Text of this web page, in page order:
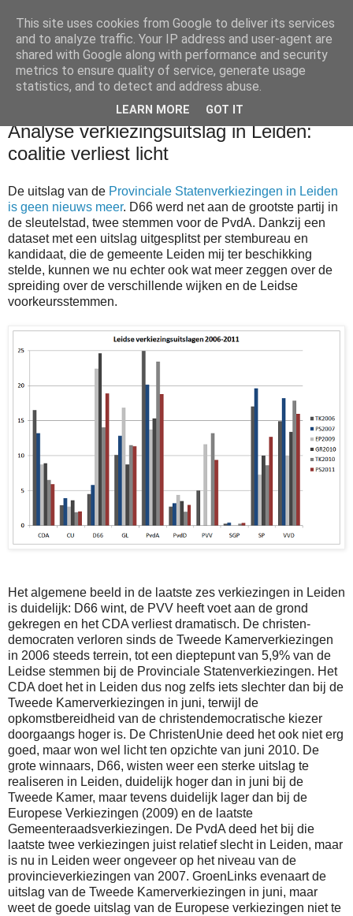
Analyse verkiezingsuitslag in Leiden:
coalitie verliest licht
De uitslag van de Provinciale Statenverkiezingen in Leiden
is geen nieuws meer. D66 werd net aan de grootste partij in
de sleutelstad, twee stemmen voor de PvdA. Dankzij een
dataset met een uitslag uitgesplitst per stembureau en
kandidaat, die de gemeente Leiden mij ter beschikking
stelde, kunnen we nu echter ook wat meer zeggen over de
spreiding over de verschillende wijken en de Leidse
voorkeursstemmen.
Het algemene beeld in de laatste zes verkiezingen in Leiden
is duidelijk: D66 wint, de PVV heeft voet aan de grond
gekregen en het CDA verliest dramatisch. De christen-
democraten verloren sinds de Tweede Kamerverkiezingen
in 2006 steeds terrein, tot een dieptepunt van 5,9% van de
Leidse stemmen bij de Provinciale Statenverkiezingen. Het
CDA doet het in Leiden dus nog zelfs iets slechter dan bij de
Tweede Kamerverkiezingen in juni, terwijl de
opkomstbereidheid van de christendemocratische kiezer
doorgaangs hoger is. De ChristenUnie deed het ook niet erg
goed, maar won wel licht ten opzichte van juni 2010. De
grote winnaars, D66, wisten weer een sterke uitslag te
realiseren in Leiden, duidelijk hoger dan in juni bij de
Tweede Kamer, maar tevens duidelijk lager dan bij de
Europese Verkiezingen (2009) en de laatste
Gemeenteraadsverkiezingen. De PvdA deed het bij die
laatste twee verkiezingen juist relatief slecht in Leiden, maar
is nu in Leiden weer ongeveer op het niveau van de
provincieverkiezingen van 2007. GroenLinks evenaart de
uitslag van de Tweede Kamerverkiezingen in juni, maar
weet de goede uitslag van de Europese verkiezingen niet te
This site uses cookies from Google to deliver its services
and to analyze traffic. Your IP address and user-agent are
shared with Google along with performance and security
metrics to ensure quality of service, generate usage
statistics, and to detect and address abuse.
LEARN MORE GOT IT